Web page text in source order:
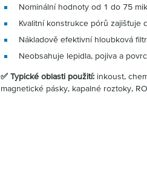
Nominální hodnoty od 1 do 75
Kvalitní konstrukce pórů zajišťuje
Nákladově efektivní hloubková
Neobsahuje lepidla, pojiva a
✅ Typické oblasti použití: inkoust,
magnetické pásky, kapalné roztoky,